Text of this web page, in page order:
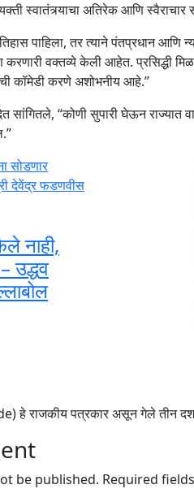
स्वातंत्र्याचा अतिरेक आणि स्वैराचार
पाहिला, तर त्याने पंतप्रधान आणि
करणारी वक्तव्ये केली आहेत. प्रसिद्धी
कॉमेडी करणे अशोभनीय आहे.”
सांगितले, “कोणी सुपारी घेऊन राज्यात
नाही,
उद्धव
हे राजकीय पत्रकार असून गेले तीन
be published. Required